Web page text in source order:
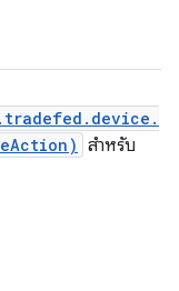
สำหรับ